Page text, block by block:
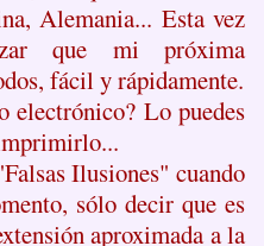
Alemania... Esta vez
que mi próxima
fácil y rápidamente.
electrónico? Lo puedes
Ilusiones" cuando
sólo decir que es
aproximada a la